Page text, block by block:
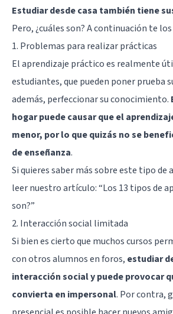
Estudiar desde casa también tiene
Pero, ¿cuáles son? A continuación te
1. Problemas para realizar prácticas
El aprendizaje práctico es realmente
estudiantes, que pueden poner prueba
además, perfeccionar su conocimiento.
hogar puede causar que el
menor, por lo que quizás no se
de enseñanza.
Si quieres saber más sobre este tipo de
leer nuestro artículo:“Los 13 tipos de
son?”
2. Interacción social limitada
Si bien es cierto que muchos cursos
con otros alumnos en foros, estudiar
interacción social y puede provocar
convierta en impersonal. Por contra,